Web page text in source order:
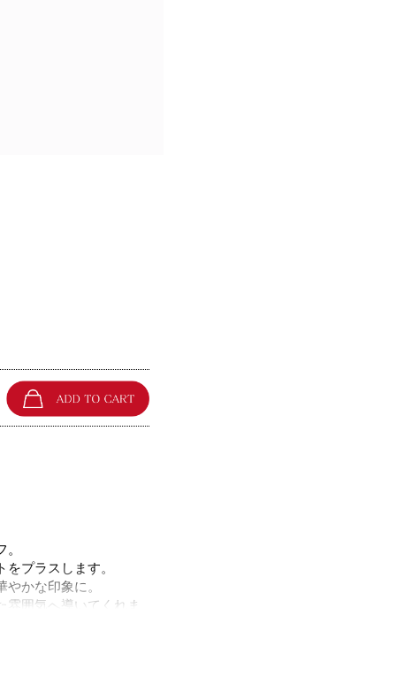
プラスします。
かな印象に。
囲気へ導いてくれま